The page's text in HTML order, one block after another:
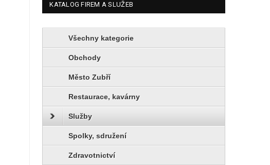
KATALOG FIREM A SLUŽEB
Všechny kategorie
Obchody
Město Zubří
Restaurace, kavárny
Služby
Spolky, sdružení
Zdravotnictví